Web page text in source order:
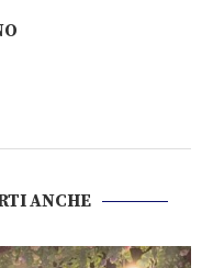
ANCHE